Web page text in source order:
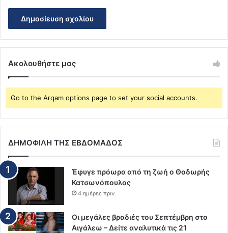
Ακολουθήστε μας
Go to the Arqam options page to set your social accounts.
ΔΗΜΟΦΙΛΗ ΤΗΣ ΕΒΔΟΜΑΔΟΣ
Έφυγε πρόωρα από τη ζωή ο Θοδωρής
Κατσωνόπουλος
4 ημέρες πριν
Οι μεγάλες βραδιές του Σεπτέμβρη στο
Αιγάλεω – Δείτε αναλυτικά τις 21